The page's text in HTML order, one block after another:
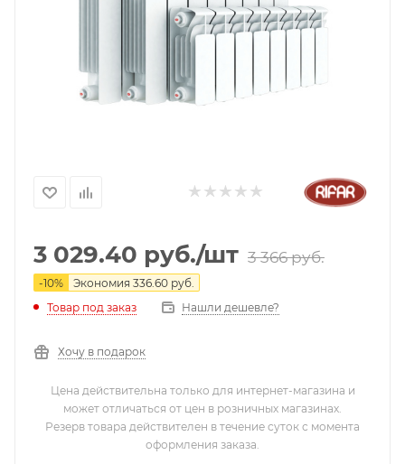
3 029.40 руб./шт 3 366руб.
-10% Экономия 336.60 руб.
Товар под заказ
Нашли дешевле?
Хочу в подарок
Цена действительна только для интернет-магазина и
может отличаться от цен в розничных магазинах.
Резерв товара действителен в течение суток с момента
оформления заказа.